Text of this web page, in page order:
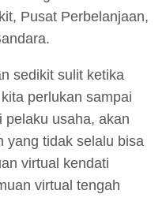
Pusat Perbelanjaan,
sedikit sulit ketika
perlukan sampai
pelaku usaha, akan
yang tidak selalu bisa
virtual kendati
virtual tengah